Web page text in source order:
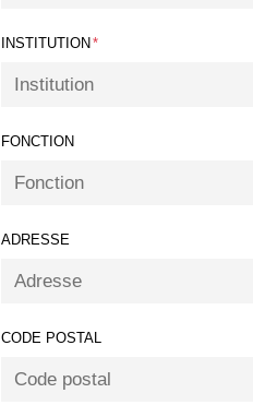
INSTITUTION *
FONCTION
ADRESSE
CODE POSTAL